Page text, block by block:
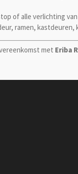
of alle verlichting
ramen,
met Eriba